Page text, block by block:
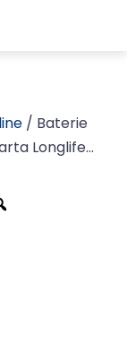
/ Baterie
Longlife